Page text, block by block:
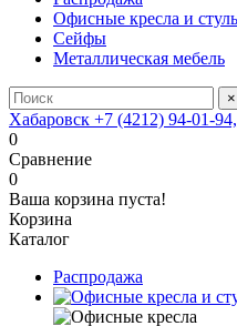
Офисные кресла и
Сейфы
Металлическая мебель
×
Хабаровск +7 (4212) 94-01-
0
Сравнение
0
Ваша корзина пуста!
Корзина
Каталог
Распродажа